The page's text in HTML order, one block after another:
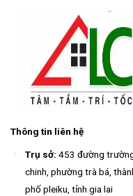
Thông tin liên hệ
Trụ sở: 453 đường
chinh, phường trà bá,
phố pleiku, tỉnh gia lai